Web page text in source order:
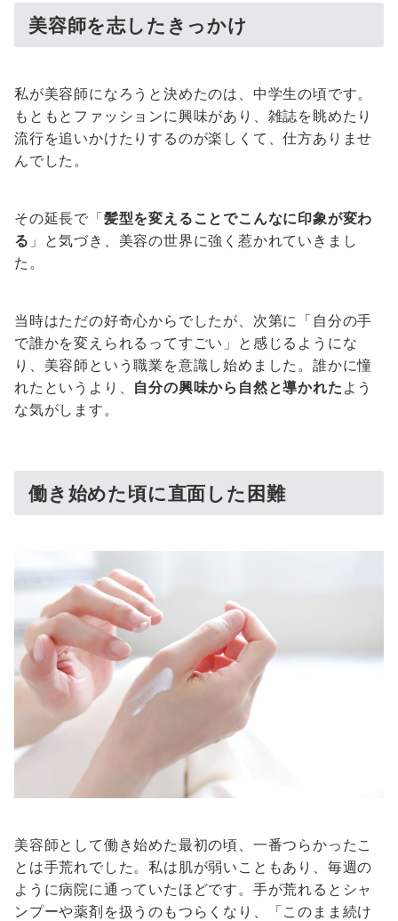
美容師を志したきっかけ
私が美容師になろうと決めたのは、中学生の頃です。
もともとファッションに興味があり、雑誌を眺めたり
流行を追いかけたりするのが楽しくて、仕方ありませ
んでした。
その延長で「髪型を変えることでこんなに印象が変わ
る 」と気づき、美容の世界に強く惹かれていきまし
た。
当時はただの好奇心からでしたが、次第に「自分の手
で誰かを変えられるってすごい」と感じるようにな
り、美容師という職業を意識し始めました。誰かに憧
れたというより、 自分の興味から自然と導かれた よう
な気がします。
働き始めた頃に直面した困難
美容師として働き始めた最初の頃、一番つらかったこ
とは手荒れでした。私は肌が弱いこともあり、毎週の
ように病院に通っていたほどです。手が荒れるとシャ
ンプーや薬剤を扱うのもつらくなり、「このまま続け